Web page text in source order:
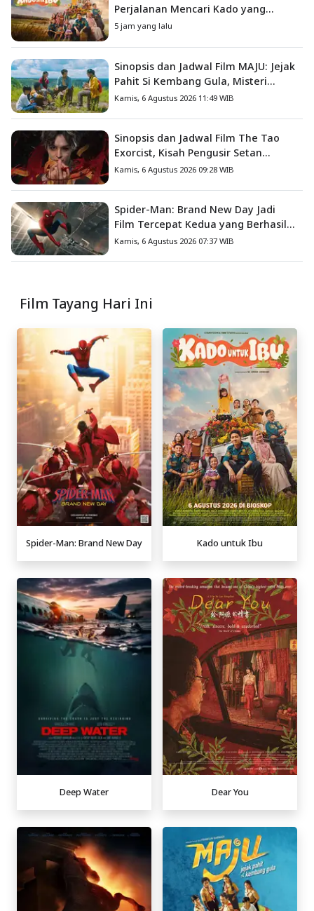
Perjalanan Mencari Kado yang
Mengajarkan Arti Keluarga
5 jam yang lalu
Sinopsis dan Jadwal Film MAJU: Jejak
Pahit Si Kembang Gula, Misteri
Hilangnya Bagas di Lokasi Jambore
Kamis, 6 Agustus 2026 11:49 WIB
Sinopsis dan Jadwal Film The Tao
Exorcist, Kisah Pengusir Setan
Melawan Kutukan Mematikan
Kamis, 6 Agustus 2026 09:28 WIB
Spider-Man: Brand New Day Jadi
Film Tercepat Kedua yang Berhasil
Tembus US$1 Miliar
Kamis, 6 Agustus 2026 07:37 WIB
Film Tayang Hari Ini
Spider-Man: Brand New Day Kado untuk Ibu
Deep Water Dear You